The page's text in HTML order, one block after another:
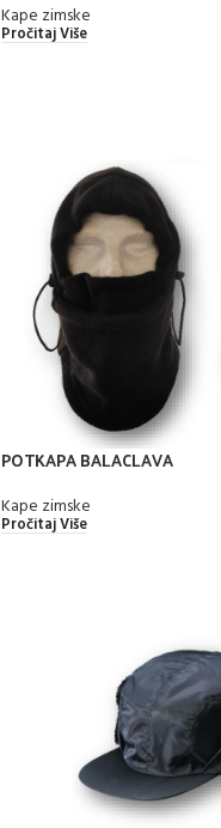
Kape zimske
Pročitaj Više
POTKAPA BALACLAVA
Kape zimske
Pročitaj Više